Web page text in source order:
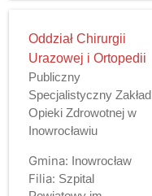
Oddział Chirurgii
Urazowej i Ortopedii
Publiczny
Specjalistyczny Zakład
Opieki Zdrowotnej w
Inowrocławiu
Gmina: Inowrocław
Filia: Szpital